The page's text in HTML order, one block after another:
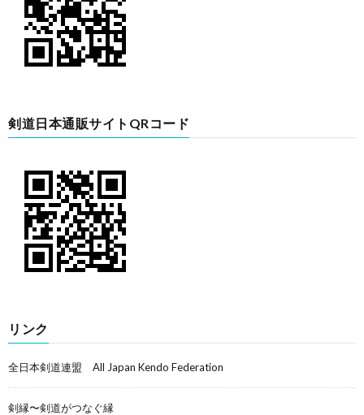
剣道日本通販サイトQRコード
リンク
全日本剣道連盟 All Japan Kendo Federation
剣縁〜剣道がつなぐ縁